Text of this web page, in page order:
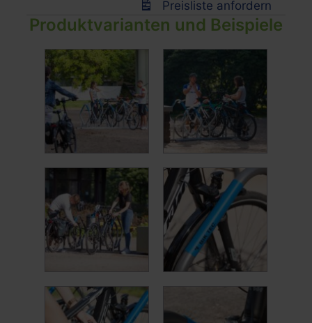
Preisliste anfordern
Produktvarianten und Beispiele